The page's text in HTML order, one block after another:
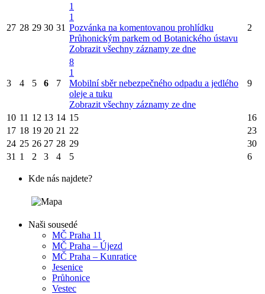
27 28 29 30 31
1
1
Pozvánka na komentovanou prohlídku
Průhonickým parkem od Botanického ústavu
Zobrazit všechny záznamy ze dne
2
3 4 5 6 7
8
1
Mobilní sběr nebezpečného odpadu a jedlého
oleje a tuku
Zobrazit všechny záznamy ze dne
9
10 11 12 13 14 15
16
17 18 19 20 21 22
23
24 25 26 27 28 29
30
31 1 2 3 4 5 6
Kde nás najdete?
Naši sousedé
MČ Praha 11
MČ Praha – Újezd
MČ Praha – Kunratice
Jesenice
Průhonice
Vestec